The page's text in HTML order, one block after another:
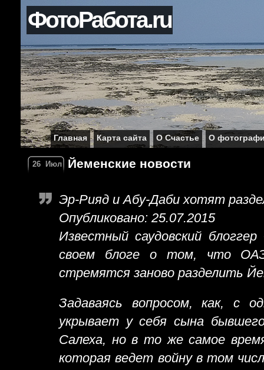
ФотоРабота.ru
Главная Карта сайта О Счастье О
26 Июл Йеменские новости
Эр-Рияд и Абу-Даби хотят
Опубликовано: 25.07.2015
Известный саудовский
своем блоге о том, что
стремятся заново разделить
Задаваясь вопросом, как, с
укрывает у себя сына
Салеха, но в то же самое
которая ведет войну в том